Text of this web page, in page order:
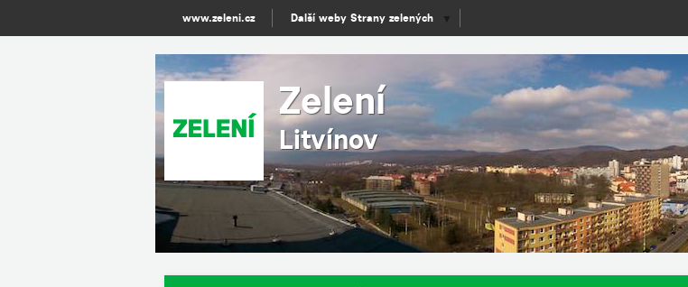
Zelení
Litvínov
www.zeleni.cz Další weby Strany zelených ▼